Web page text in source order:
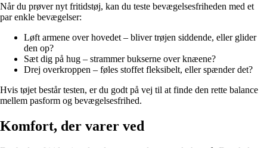
Når du prøver nyt fritidstøj, kan du teste bevægelsesfriheden med et
par enkle bevægelser:
Løft armene over hovedet – bliver trøjen siddende, eller glider
den op?
Sæt dig på hug – strammer bukserne over knæene?
Drej overkroppen – føles stoffet fleksibelt, eller spænder det?
Hvis tøjet består testen, er du godt på vej til at finde den rette balance
mellem pasform og bevægelsesfrihed.
Komfort, der varer ved